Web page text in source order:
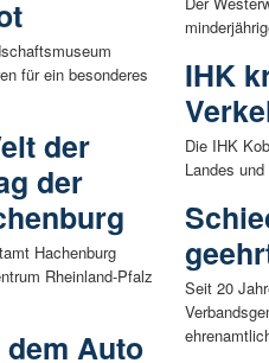
für ein besonderes
der
der
Hachenburg
Rheinland-Pfalz
Auto
IHK
Die IHK
Landes
Seit 20